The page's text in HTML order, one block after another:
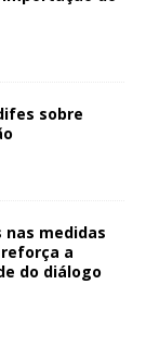
sobre
nas medidas
a
do diálogo